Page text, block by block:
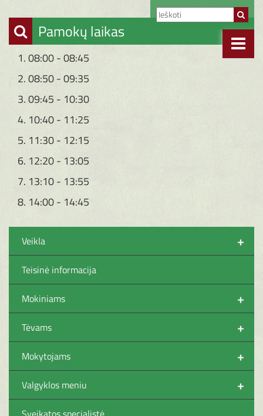
Pamokų laikas
1. 08:00 - 08:45
2. 08:50 - 09:35
3. 09:45 - 10:30
4. 10:40 - 11:25
5. 11:30 - 12:15
6. 12:20 - 13:05
7. 13:10 - 13:55
8. 14:00 - 14:45
+
Veikla
Teisinė informacija
+
Mokiniams
+
Tėvams
+
Mokytojams
+
Valgyklos meniu